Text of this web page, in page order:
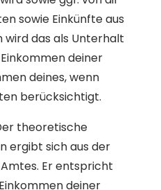
sowie Einkünfte aus
wird das als Unterhalt
deiner
deines, wenn
berücksichtigt.
theoretische
ergibt sich aus der
Er entspricht
deiner